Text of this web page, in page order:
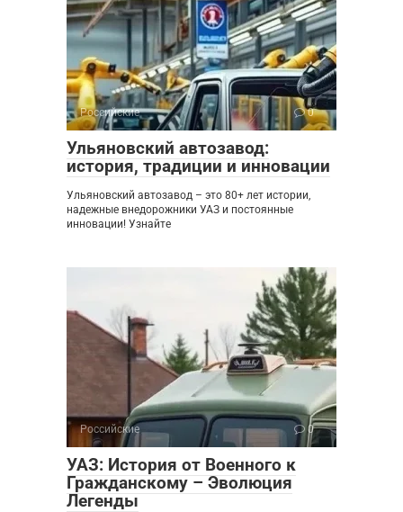
Российские 0
Ульяновский автозавод:
история, традиции и инновации
Ульяновский автозавод – это 80+ лет истории,
надежные внедорожники УАЗ и постоянные
инновации! Узнайте
Российские 0
УАЗ: История от Военного к
Гражданскому – Эволюция
Легенды